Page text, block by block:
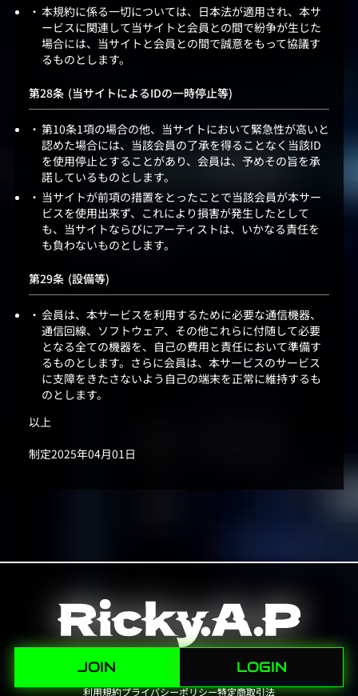
本規約に係る一切については、日本法が適用され、本サ
ービスに関連して当サイトと会員との間で紛争が生じた
場合には、当サイトと会員との間で誠意をもって協議す
るものとします。
(当サイトによるIDの一時停止等)
第10条1項の場合の他、当サイトにおいて緊急性が高いと
認めた場合には、当該会員の了承を得ることなく当該ID
を使用停止とすることがあり、会員は、予めその旨を承
諾しているものとします。
当サイトが前項の措置をとったことで当該会員が本サー
ビスを使用出来ず、これにより損害が発生したとして
も、当サイトならびにアーティストは、いかなる責任を
も負わないものとします。
(設備等)
会員は、本サービスを利用するために必要な通信機器、
通信回線、ソフトウェア、その他これらに付随して必要
となる全ての機器を、自己の費用と責任において準備す
るものとします。さらに会員は、本サービスのサービス
に支障をきたさないよう自己の端末を正常に維持するも
のとします。
以上
制定2025年04月01日
JOIN LOGIN
利用規約プライバシーポリシー特定商取引法